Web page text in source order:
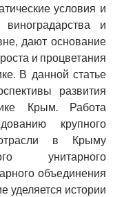
условия и
и
дают основание
и процветания
В данной статье
развития
Крым. Работа
крупного
отрасли в Крыму
унитарного
объединения
уделяется истории